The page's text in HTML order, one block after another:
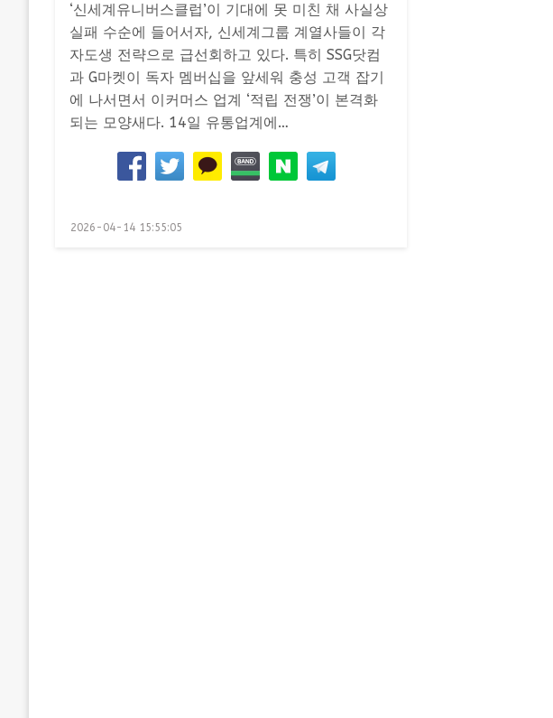
‘신세계유니버스클럽’이 기대에 못 미친 채 사실상
실패 수순에 들어서자, 신세계그룹 계열사들이 각
자도생 전략으로 급선회하고 있다. 특히 SSG닷컴
과 G마켓이 독자 멤버십을 앞세워 충성 고객 잡기
에 나서면서 이커머스 업계 ‘적립 전쟁’이 본격화
되는 모양새다. 14일 유통업계에…
Posted
2026-04-14 15:55:05